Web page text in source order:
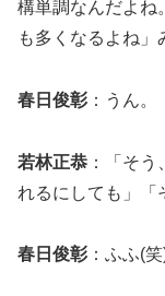
構単調なんだよね
も多くなるよね」
春日俊彰 ：うん。
若林正恭 ：「そ
れるにしても」「
春日俊彰 ：ふふ(